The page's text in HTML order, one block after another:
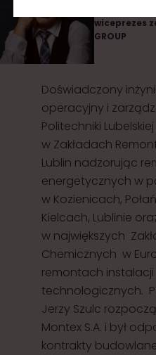
wiceprezes
GROUP
Doświadczony
operacyjny i
Politechniki
w Zakładach
Lublin nadzorując
energetycznych w
w Kozienicach,
Kielcach, Lublinie
w największych
Chemicznych w
remontach instalacji
technologicznych.
Jerzy Szulc
Montex S.A. i był
kontrakty